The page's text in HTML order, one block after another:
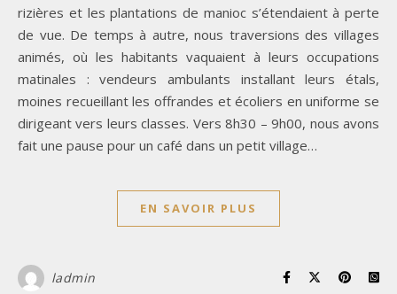
rizières et les plantations de manioc s’étendaient à perte
de vue. De temps à autre, nous traversions des villages
animés, où les habitants vaquaient à leurs occupations
matinales : vendeurs ambulants installant leurs étals,
moines recueillant les offrandes et écoliers en uniforme se
dirigeant vers leurs classes. Vers 8h30 – 9h00, nous avons
fait une pause pour un café dans un petit village…
EN SAVOIR PLUS
ladmin